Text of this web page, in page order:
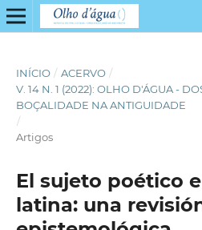
INÍCIO / ACERVO /
V. 14 N. 1 (2022): OLHO D'ÁGUA -
BOÇALIDADE NA ANTIGUIDADE
/
Artigos
El sujeto poético
latina: una